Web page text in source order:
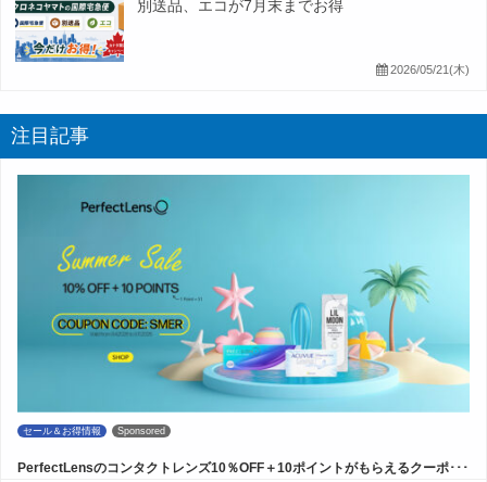
別送品、エコが7月末までお得
2026/05/21(木)
注目記事
セール＆お得情報 Sponsored
PerfectLensのコンタクトレンズ10％OFF＋10ポイントがもらえるクーポ･･･